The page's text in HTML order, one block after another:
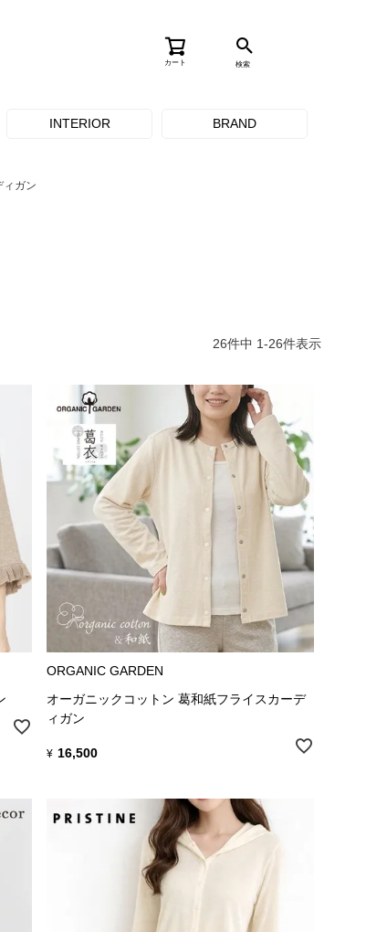
カート 検索
INTERIOR BRAND
ィガン
26件中 1-26件表示
ORGANIC GARDEN
オーガニックコットン 葛和紙フライスカーデ
ィガン
¥ 16,500